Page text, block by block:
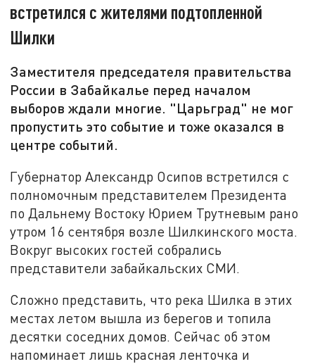
встретился с жителями подтопленной
Шилки
Заместителя председателя правительства
России в Забайкалье перед началом
выборов ждали многие. "Царьград" не мог
пропустить это событие и тоже оказался в
центре событий.
Губернатор Александр Осипов встретился с
полномочным представителем Президента
по Дальнему Востоку Юрием Трутневым рано
утром 16 сентября возле Шилкинского моста.
Вокруг высоких гостей собрались
представители забайкальских СМИ.
Сложно представить, что река Шилка в этих
местах летом вышла из берегов и топила
десятки соседних домов. Сейчас об этом
напоминает лишь красная ленточка и